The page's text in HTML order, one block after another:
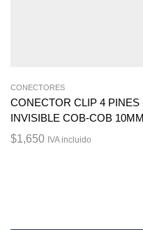
CONECTORES
CONECTOR CLIP 4 PINES
INVISIBLE COB-COB 10MM
$1,650 IVA incluido